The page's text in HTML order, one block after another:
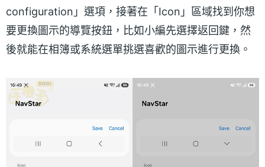
configuration」選項，接著在「Icon」區域找到你想
要更換圖示的導覽按鈕，比如小編先選擇返回鍵，然
後就能在相簿或系統選單挑選喜歡的圖示進行更換。